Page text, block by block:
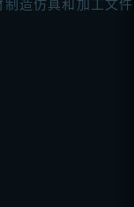
造仿真和加工文件